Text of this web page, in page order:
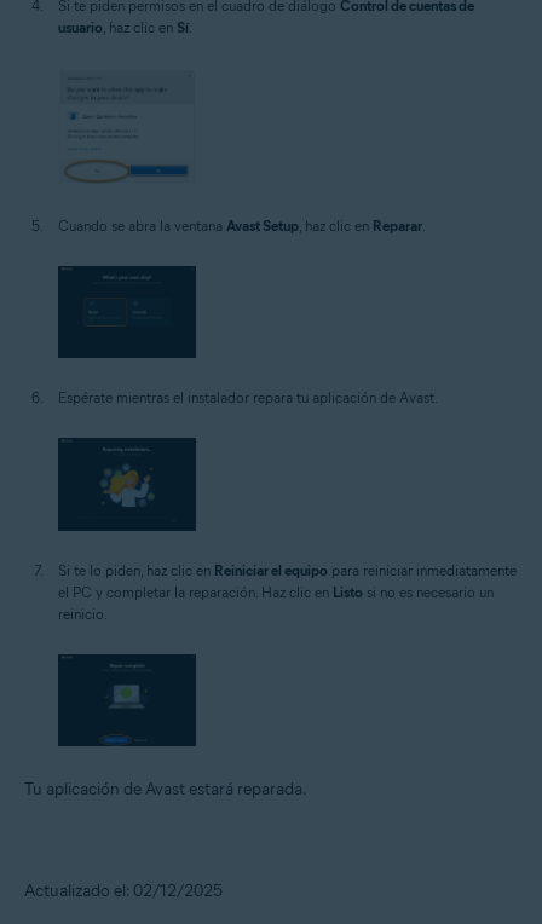
Si te piden permisos en el cuadro de diálogo Control de cuentas de
usuario, haz clic en Sí.
Cuando se abra la ventana Avast Setup, haz clic en Reparar.
Espérate mientras el instalador repara tu aplicación de Avast.
Si te lo piden, haz clic en Reiniciar el equipo para reiniciar inmediatamente
el PC y completar la reparación. Haz clic en Listo si no es necesario un
reinicio.
Tu aplicación de Avast estará reparada.
Actualizado el: 02/12/2025